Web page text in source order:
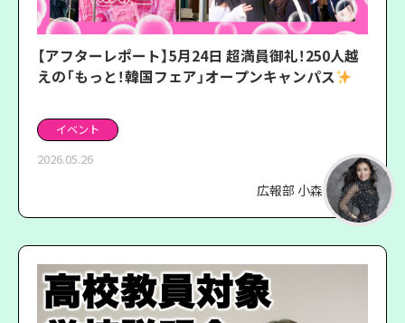
【アフターレポート】5月24日 超満員御礼！250人越
えの「もっと！韓国フェア」オープンキャンパス
イベント
2026.05.26
広報部 小森